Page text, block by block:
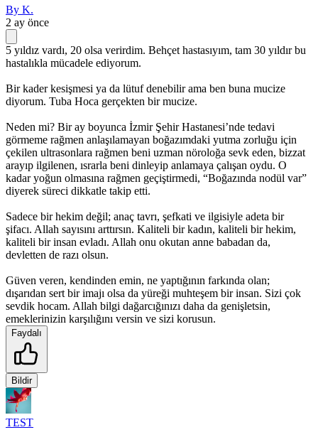
By K.
2 ay önce
5 yıldız vardı, 20 olsa verirdim. Behçet hastasıyım, tam 30 yıldır bu
hastalıkla mücadele ediyorum.
Bir kader kesişmesi ya da lütuf denebilir ama ben buna mucize
diyorum. Tuba Hoca gerçekten bir mucize.
Neden mi? Bir ay boyunca İzmir Şehir Hastanesi’nde tedavi
görmeme rağmen anlaşılamayan boğazımdaki yutma zorluğu için
çekilen ultrasonlara rağmen beni uzman nöroloğa sevk eden, bizzat
arayıp ilgilenen, ısrarla beni dinleyip anlamaya çalışan oydu. O
kadar yoğun olmasına rağmen geçiştirmedi, “Boğazında nodül var”
diyerek süreci dikkatle takip etti.
Sadece bir hekim değil; anaç tavrı, şefkati ve ilgisiyle adeta bir
şifacı. Allah sayısını arttırsın. Kaliteli bir kadın, kaliteli bir hekim,
kaliteli bir insan evladı. Allah onu okutan anne babadan da,
devletten de razı olsun.
Güven veren, kendinden emin, ne yaptığının farkında olan;
dışarıdan sert bir imajı olsa da yüreği muhteşem bir insan. Sizi çok
sevdik hocam. Allah bilgi dağarcığınızı daha da genişletsin,
emeklerinizin karşılığını versin ve sizi korusun.
Faydalı
Bildir
TEST